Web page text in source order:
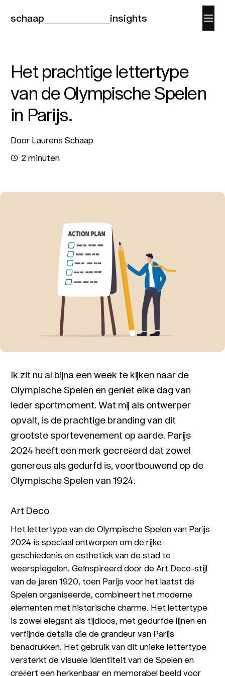
schaap insights
Het prachtige lettertype
van de Olympische Spelen
in Parijs.
Door Laurens Schaap
2 minuten
Ik zit nu al bijna een week te kijken naar de
Olympische Spelen en geniet elke dag van
ieder sportmoment. Wat mij als ontwerper
opvalt, is de prachtige branding van dit
grootste sportevenement op aarde. Parijs
2024 heeft een merk gecreëerd dat zowel
genereus als gedurfd is, voortbouwend op de
Olympische Spelen van 1924.
Art Deco
Het lettertype van de Olympische Spelen van Parijs
2024 is speciaal ontworpen om de rijke
geschiedenis en esthetiek van de stad te
weerspiegelen. Geïnspireerd door de Art Deco-stijl
van de jaren 1920, toen Parijs voor het laatst de
Spelen organiseerde, combineert het moderne
elementen met historische charme. Het lettertype
is zowel elegant als tijdloos, met gedurfde lijnen en
verfijnde details die de grandeur van Parijs
benadrukken. Het gebruik van dit unieke lettertype
versterkt de visuele identiteit van de Spelen en
creëert een herkenbaar en memorabel beeld voor